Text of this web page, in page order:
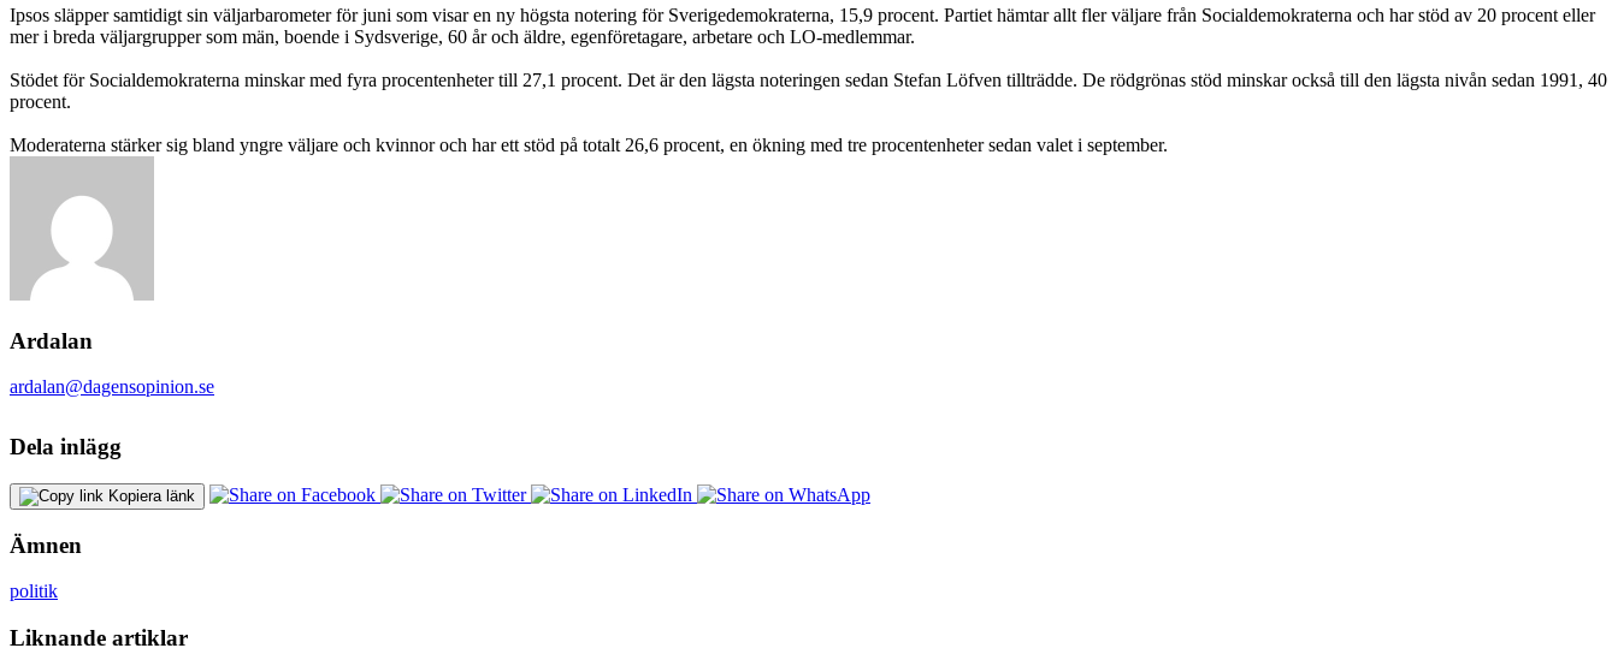
Ipsos släpper samtidigt sin väljarbarometer för juni som visar en ny högsta notering för Sverigedemokraterna, 15,9 procent. Partiet hämtar allt fler väljare från Socialdemokraterna och har stöd av 20 procent eller
mer i breda väljargrupper som män, boende i Sydsverige, 60 år och äldre, egenföretagare, arbetare och LO-medlemmar.
Stödet för Socialdemokraterna minskar med fyra procentenheter till 27,1 procent. Det är den lägsta noteringen sedan Stefan Löfven tillträdde. De rödgrönas stöd minskar också till den lägsta nivån sedan 1991, 40
procent.
Moderaterna stärker sig bland yngre väljare och kvinnor och har ett stöd på totalt 26,6 procent, en ökning med tre procentenheter sedan valet i september.
Ardalan
ardalan@dagensopinion.se
Dela inlägg
Kopiera länk
Ämnen
politik
Liknande artiklar